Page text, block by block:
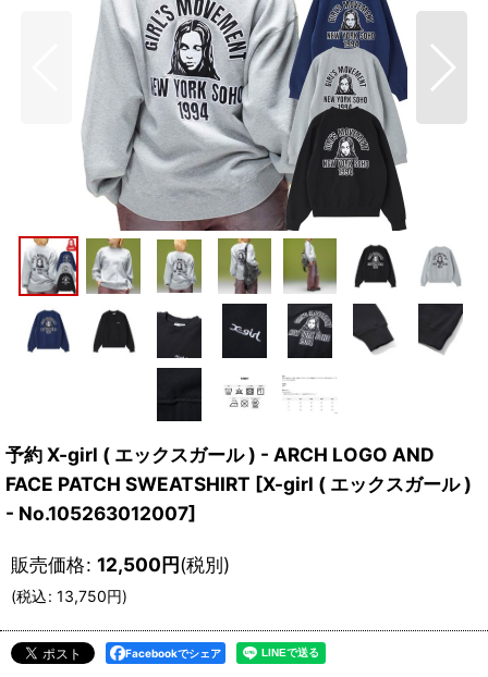
予約 X-girl ( エックスガール ) - ARCH LOGO AND
FACE PATCH SWEATSHIRT [X-girl ( エックスガール )
- No.105263012007]
販売価格: 12,500円(税別)
(税込: 13,750円)
Facebookでシェア